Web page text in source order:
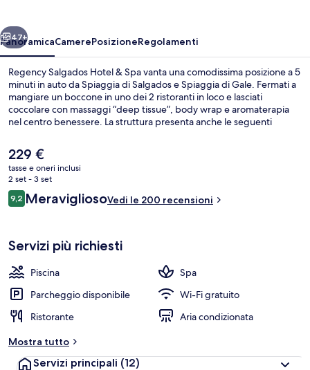
Avanti
47+
PanoramicaCamerePosizioneRegolamenti
Regency Salgados Hotel & Spa vanta una comodissima posizione a 5
minuti in auto da Spiaggia di Salgados e Spiaggia di Gale. Fermati a
mangiare un boccone in uno dei 2 ristoranti in loco e lasciati
coccolare con massaggi “deep tissue”, body wrap e aromaterapia
nel centro benessere. La struttura presenta anche le seguenti
palestra. Le recensioni degli ospiti lodano il personale gentile della
struttura.
Il
prezzo
attuale
è
229 €
229 €
tasse e oneri inclusi
2 set - 3 set
Recensioni
9,29,2 su 10
MeravigliosoVedi le 200 recensioni
Servizi più richiesti
Piscina
Spa
Parcheggio disponibile
Wi-Fi gratuito
Ristorante
Aria condizionata
Mostra tutto
Servizi principali (12)